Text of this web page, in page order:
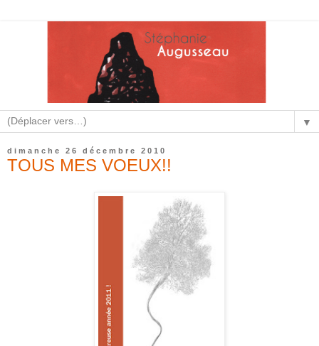
▼
dimanche 26 décembre 2010
TOUS MES VOEUX!!